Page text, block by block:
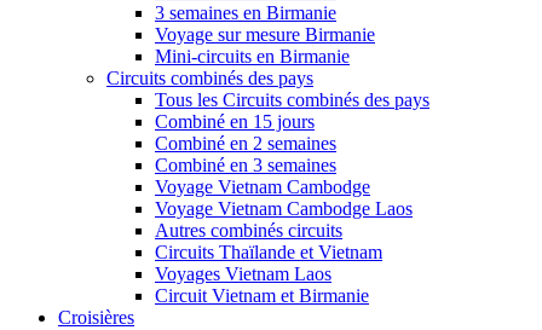
3 semaines en Birmanie
Voyage sur mesure Birmanie
Mini-circuits en Birmanie
Circuits combinés des pays
Tous les Circuits combinés des pays
Combiné en 15 jours
Combiné en 2 semaines
Combiné en 3 semaines
Voyage Vietnam Cambodge
Voyage Vietnam Cambodge Laos
Autres combinés circuits
Circuits Thaïlande et Vietnam
Voyages Vietnam Laos
Circuit Vietnam et Birmanie
Croisières